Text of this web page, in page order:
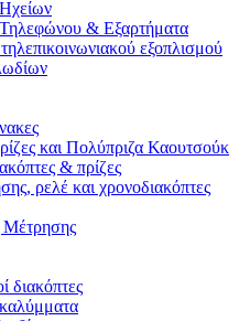
& Εξαρτήματα
εξοπλισμού
και Πολύπριζα Καουτσούκ
& πρίζες
ρελέ και χρονοδιακόπτες
Μέτρησης
διακόπτες